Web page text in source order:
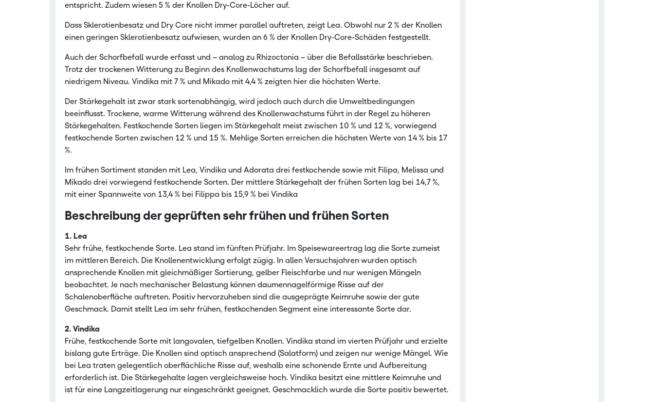
entspricht. Zudem wiesen 5 % der Knollen Dry-Core-Löcher auf.
Dass Sklerotienbesatz und Dry Core nicht immer parallel auftreten, zeigt Lea. Obwohl nur 2 % der Knollen
einen geringen Sklerotienbesatz aufwiesen, wurden an 6 % der Knollen Dry-Core-Schäden festgestellt.
Auch der Schorfbefall wurde erfasst und – analog zu Rhizoctonia – über die Befallsstärke beschrieben.
Trotz der trockenen Witterung zu Beginn des Knollenwachstums lag der Schorfbefall insgesamt auf
niedrigem Niveau. Vindika mit 7 % und Mikado mit 4,4 % zeigten hier die höchsten Werte.
Der Stärkegehalt ist zwar stark sortenabhängig, wird jedoch auch durch die Umweltbedingungen
beeinflusst. Trockene, warme Witterung während des Knollenwachstums führt in der Regel zu höheren
Stärkegehalten. Festkochende Sorten liegen im Stärkegehalt meist zwischen 10 % und 12 %, vorwiegend
festkochende Sorten zwischen 12 % und 15 %. Mehlige Sorten erreichen die höchsten Werte von 14 % bis 17
%.
Im frühen Sortiment standen mit Lea, Vindika und Adorata drei festkochende sowie mit Filipa, Melissa und
Mikado drei vorwiegend festkochende Sorten. Der mittlere Stärkegehalt der frühen Sorten lag bei 14,7 %,
mit einer Spannweite von 13,4 % bei Filippa bis 15,9 % bei Vindika
Beschreibung der geprüften sehr frühen und frühen Sorten
1. Lea
Sehr frühe, festkochende Sorte. Lea stand im fünften Prüfjahr. Im Speisewareertrag lag die Sorte zumeist
im mittleren Bereich. Die Knollenentwicklung erfolgt zügig. In allen Versuchsjahren wurden optisch
ansprechende Knollen mit gleichmäßiger Sortierung, gelber Fleischfarbe und nur wenigen Mängeln
beobachtet. Je nach mechanischer Belastung können daumennagelförmige Risse auf der
Schalenoberfläche auftreten. Positiv hervorzuheben sind die ausgeprägte Keimruhe sowie der gute
Geschmack. Damit stellt Lea im sehr frühen, festkochenden Segment eine interessante Sorte dar.
2. Vindika
Frühe, festkochende Sorte mit langovalen, tiefgelben Knollen. Vindika stand im vierten Prüfjahr und erzielte
bislang gute Erträge. Die Knollen sind optisch ansprechend (Salatform) und zeigen nur wenige Mängel. Wie
bei Lea traten gelegentlich oberflächliche Risse auf, weshalb eine schonende Ernte und Aufbereitung
erforderlich ist. Die Stärkegehalte lagen vergleichsweise hoch. Vindika besitzt eine mittlere Keimruhe und
ist für eine Langzeitlagerung nur eingeschränkt geeignet. Geschmacklich wurde die Sorte positiv bewertet.